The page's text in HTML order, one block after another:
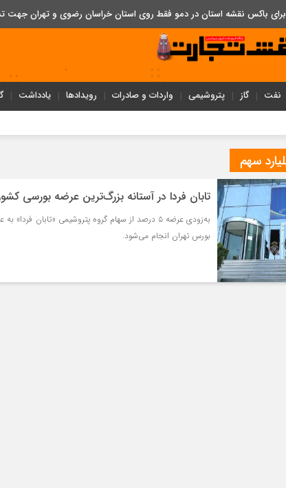
برای باکس نقشه استان در دمو فقط روی استان خراسان رضوی و تهران
نفت گاز پتروشیمی واردات و صادرات رویدادها یادداشت
تابان فردا در آستانه بزرگ‌ترین عرضه بورسی
به‌زودی عرضه ۵ درصد از سهام گروه پتروشیمی «تابان
بورس تهران انجام می‌شود.